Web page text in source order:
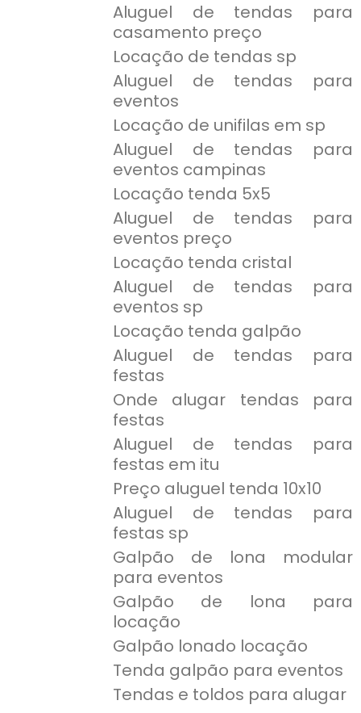
Aluguel de tendas para
casamento preço
Locação de tendas sp
Aluguel de tendas para
eventos
Locação de unifilas em sp
Aluguel de tendas para
eventos campinas
Locação tenda 5x5
Aluguel de tendas para
eventos preço
Locação tenda cristal
Aluguel de tendas para
eventos sp
Locação tenda galpão
Aluguel de tendas para
festas
Onde alugar tendas para
festas
Aluguel de tendas para
festas em itu
Preço aluguel tenda 10x10
Aluguel de tendas para
festas sp
Galpão de lona modular
para eventos
Galpão de lona para
locação
Galpão lonado locação
Tenda galpão para eventos
Tendas e toldos para alugar